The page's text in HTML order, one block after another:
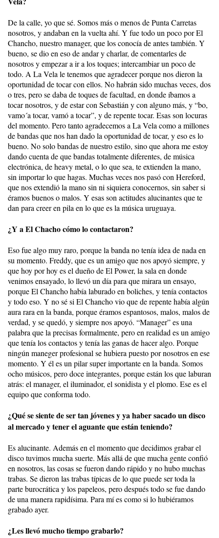
De la calle, yo que sé. Somos más o menos de Punta Carretas
nosotros, y andaban en la vuelta ahí. Y fue todo un poco por El
Chancho, nuestro manager, que los conocía de antes también. Y
bueno, se dio en eso de andar y charlar, de comentarles de
nosotros y empezar a ir a los toques; intercambiar un poco de
todo. A La Vela le tenemos que agradecer porque nos dieron la
oportunidad de tocar con ellos. No habrán sido muchas veces, dos
o tres, pero se daba de toques de facultad, en donde íbamos a
tocar nosotros, y de estar con Sebastián y con alguno más, y “bo,
vamo´a tocar, vamó a tocar”, y de repente tocar. Esas son locuras
del momento. Pero tanto agradecemos a La Vela como a millones
de bandas que nos han dado la oportunidad de tocar, y eso es lo
bueno. No solo bandas de nuestro estilo, sino que ahora me estoy
dando cuenta de que bandas totalmente diferentes, de música
electrónica, de heavy metal, o lo que sea, te extienden la mano,
sin importar lo que hagas. Muchas veces nos pasó con Hereford,
que nos extendió la mano sin ni siquiera conocernos, sin saber si
éramos buenos o malos. Y esas son actitudes alucinantes que te
dan para creer en pila en lo que es la música uruguaya.
¿Y a El Chacho cómo lo contactaron?
Eso fue algo muy raro, porque la banda no tenía idea de nada en
su momento. Freddy, que es un amigo que nos apoyó siempre, y
que hoy por hoy es el dueño de El Power, la sala en donde
venimos ensayado, lo llevó un día para que mirara un ensayo,
porque El Chancho había laburado en boliches, y tenía contactos
y todo eso. Y no sé si El Chancho vio que de repente había algún
aura rara en la banda, porque éramos espantosos, malos, malos de
verdad, y se quedó, y siempre nos apoyó. “Manager” es una
palabra que la precisas formalmente, pero en realidad es un amigo
que tenía los contactos y tenía las ganas de hacer algo. Porque
ningún maneger profesional se hubiera puesto por nosotros en ese
momento. Y él es un pilar super importante en la banda. Somos
ocho músicos, pero doce integrantes, porque están los que laburan
atrás: el manager, el iluminador, el sonidista y el plomo. Ese es el
equipo que conforma todo.
¿Qué se siente de ser tan jóvenes y ya haber sacado un disco
al mercado y tener el aguante que están teniendo?
Es alucinante. Además en el momento que decidimos grabar el
disco tuvimos mucha suerte. Más allá de que mucha gente confió
en nosotros, las cosas se fueron dando rápido y no hubo muchas
trabas. Se dieron las trabas típicas de lo que puede ser toda la
parte burocrática y los papeleos, pero después todo se fue dando
de una manera rapidísima. Para mí es como si lo hubiéramos
grabado ayer.
¿Les llevó mucho tiempo grabarlo?